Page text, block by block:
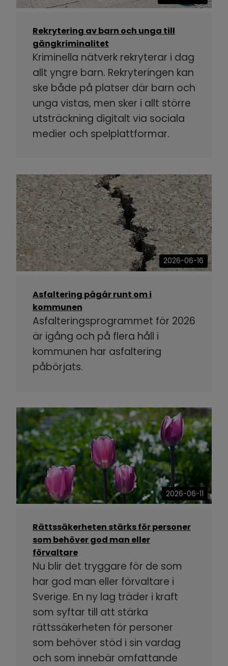
Rekrytering av barn och unga till
gängkriminalitet
Kriminella nätverk rekryterar i dag
allt yngre barn. Rekryteringen kan
ske både på platser där barn och
unga vistas, men sker i allt större
utsträckning digitalt via sociala
medier och spelplattformar.
2026-06-16
Asfaltering pågår runt om i
kommunen
Asfalteringsprogrammet för 2026
är igång och på flera håll i
kommunen har asfaltering
påbörjats.
2026-06-11
Rättssäkerheten stärks för personer
som behöver god man eller
förvaltare
Nu blir det tryggare för de som
har god man eller förvaltare i
Sverige. En ny lag träder i kraft
som syftar till att stärka
rättssäkerheten för personer
som behöver stöd i sin vardag
och som innebär omfattande